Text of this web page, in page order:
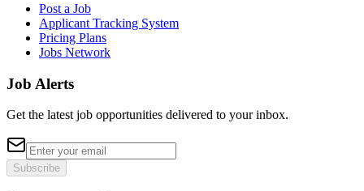
Post a Job
Applicant Tracking System
Pricing Plans
Jobs Network
Job Alerts
Get the latest job opportunities delivered to your inbox.
Subscribe